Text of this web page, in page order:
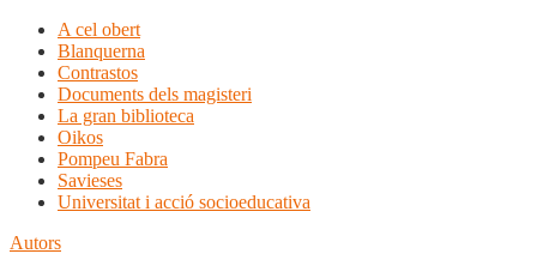
A cel obert
Blanquerna
Contrastos
Documents dels magisteri
La gran biblioteca
Oikos
Pompeu Fabra
Savieses
Universitat i acció socioeducativa
Autors